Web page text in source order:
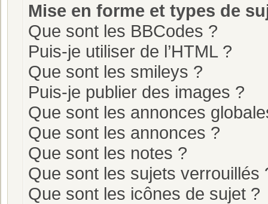
Mise en forme et types de
Que sont les BBCodes ?
Puis-je utiliser de l’HTML ?
Que sont les smileys ?
Puis-je publier des images ?
Que sont les annonces
Que sont les annonces ?
Que sont les notes ?
Que sont les sujets verrouillés
Que sont les icônes de sujet ?